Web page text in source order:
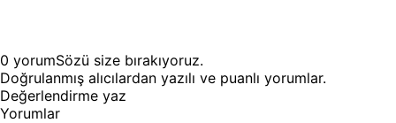
0 yorumSözü size bırakıyoruz.
Doğrulanmış alıcılardan yazılı ve puanlı yorumlar.
Değerlendirme yaz
Yorumlar